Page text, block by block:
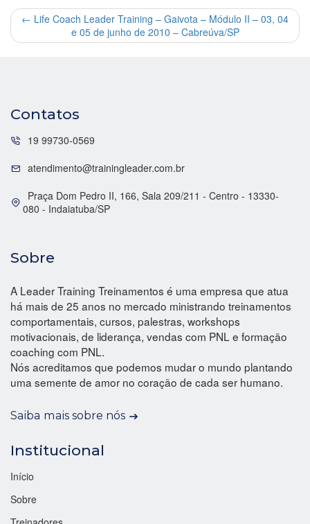
← Life Coach Leader Training – Gaivota – Módulo II – 03, 04
e 05 de junho de 2010 – Cabreúva/SP
Contatos
19 99730-0569
atendimento@trainingleader.com.br
Praça Dom Pedro II, 166, Sala 209/211 - Centro - 13330-
080 - Indaiatuba/SP
Sobre
A Leader Training Treinamentos é uma empresa que atua
há mais de 25 anos no mercado ministrando treinamentos
comportamentais, cursos, palestras, workshops
motivacionais, de liderança, vendas com PNL e formação
coaching com PNL.
Nós acreditamos que podemos mudar o mundo plantando
uma semente de amor no coração de cada ser humano.
Saiba mais sobre nós
Institucional
Início
Sobre